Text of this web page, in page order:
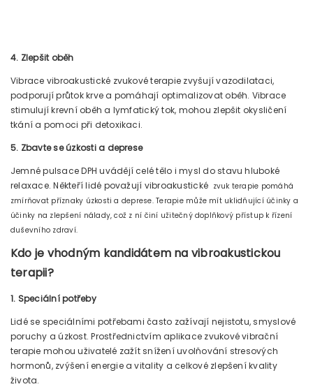
4. Zlepšit oběh
Vibrace vibroakustické zvukové terapie zvyšují vazodilataci,
podporují průtok krve a pomáhají optimalizovat oběh. Vibrace
stimulují krevní oběh a lymfatický tok, mohou zlepšit okysličení
tkání a pomoci při detoxikaci.
5. Zbavte se úzkosti a deprese
Jemné pulsace DPH uvádějí celé tělo i mysl do stavu hluboké
relaxace. Někteří lidé považují vibroakustické zvuk terapie pomáhá
zmírňovat příznaky úzkosti a deprese. Terapie může mít uklidňující účinky a
účinky na zlepšení nálady, což z ní činí užitečný doplňkový přístup k řízení
duševního zdraví.
Kdo je vhodným kandidátem na vibroakustickou
terapii?
1. Speciální potřeby
Lidé se speciálními potřebami často zažívají nejistotu, smyslové
poruchy a úzkost. Prostřednictvím aplikace zvukové vibrační
terapie mohou uživatelé zažít snížení uvolňování stresových
hormonů, zvýšení energie a vitality a celkové zlepšení kvality
života.